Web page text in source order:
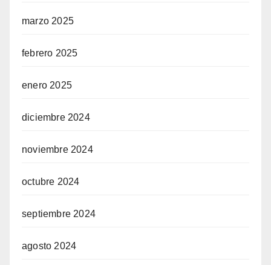
marzo 2025
febrero 2025
enero 2025
diciembre 2024
noviembre 2024
octubre 2024
septiembre 2024
agosto 2024